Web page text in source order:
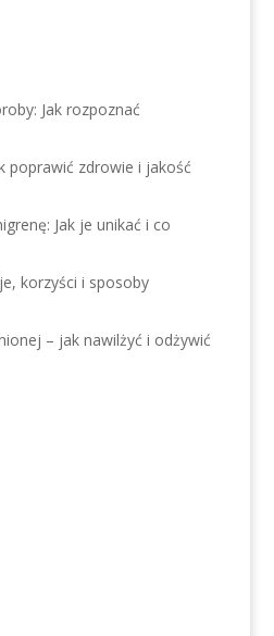
Jak rozpoznać
poprawić zdrowie i jakość
Jak je unikać i co
korzyści i sposoby
– jak nawilżyć i odżywić